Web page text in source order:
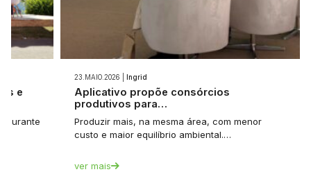
e
durante
23.MAIO.2026 | Ingrid
Aplicativo propõe consórcios
produtivos para…
Produzir mais, na mesma área, com menor
custo e maior equilíbrio ambiental.…
ver mais